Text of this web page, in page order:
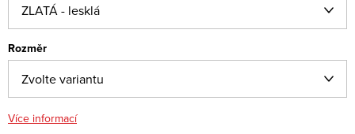
Rozměr
Více informací